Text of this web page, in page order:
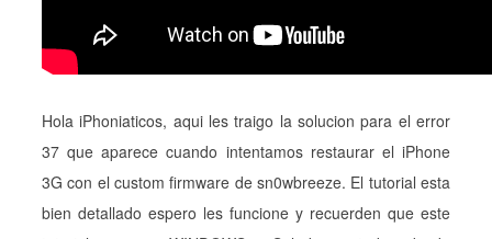
Hola iPhoniaticos, aqui les traigo la solucion para el error
37 que aparece cuando intentamos restaurar el iPhone
3G con el custom firmware de sn0wbreeze. El tutorial esta
bien detallado espero les funcione y recuerden que este